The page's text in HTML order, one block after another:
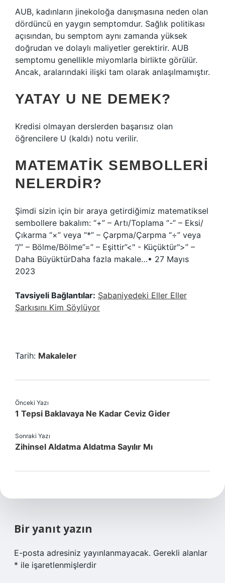
AUB, kadınların jinekoloğa danışmasına neden olan
dördüncü en yaygın semptomdur. Sağlık politikası
açısından, bu semptom aynı zamanda yüksek
doğrudan ve dolaylı maliyetler gerektirir. AUB
semptomu genellikle miyomlarla birlikte görülür.
Ancak, aralarındaki ilişki tam olarak anlaşılmamıştır.
YATAY U NE DEMEK?
Kredisi olmayan derslerden başarısız olan
öğrencilere U (kaldı) notu verilir.
MATEMATIK SEMBOLLERI
NELERDIR?
Şimdi sizin için bir araya getirdiğimiz matematiksel
sembollere bakalım: “+” – Artı/Toplama “-” – Eksi/
Çıkarma “×” veya “*” – Çarpma/Çarpma “÷” veya
“/” – Bölme/Bölme”=” – Eşittir”<" - Küçüktür">” –
Daha BüyüktürDaha fazla makale…• 27 Mayıs
2023
Tavsiyeli Bağlantılar: Şabaniyedeki Eller Eller
Şarkısını Kim Söylüyor
Tarih: Makaleler
Önceki Yazı
1 Tepsi Baklavaya Ne Kadar Ceviz Gider
Sonraki Yazı
Zihinsel Aldatma Aldatma Sayılır Mı
Bir yanıt yazın
E-posta adresiniz yayınlanmayacak. Gerekli alanlar
* ile işaretlenmişlerdir